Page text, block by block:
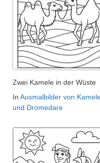
Zwei Kamele in der Wüste
In Ausmalbilder von
und Dromedare